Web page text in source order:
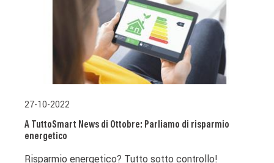
27-10-2022
A TuttoSmart News di Ottobre: Parliamo di risparmio
energetico
Risparmio energetico? Tutto sotto controllo!